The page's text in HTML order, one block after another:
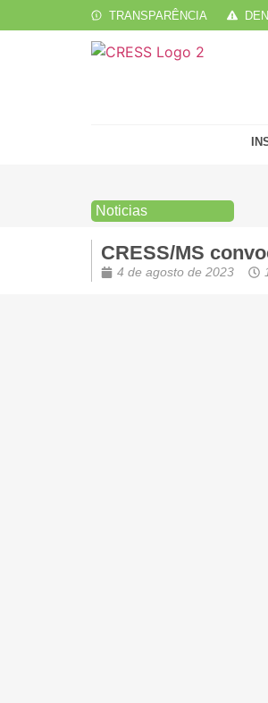
TRANSPARÊNCIA
Noticias
CRESS/MS
4 de agosto de 2023